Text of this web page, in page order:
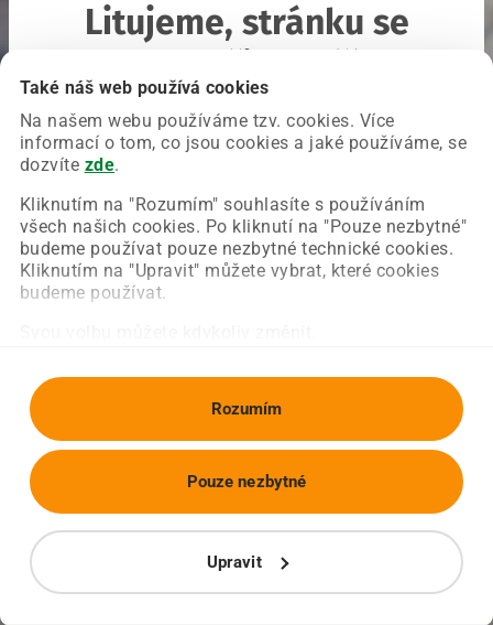
Také náš web používá cookies
Na našem webu používáme tzv. cookies. Více
informací o tom, co jsou cookies a jaké používáme, se
dozvíte zde.
Kliknutím na "Rozumím" souhlasíte s používáním
všech našich cookies. Po kliknutí na "Pouze nezbytné"
budeme používat pouze nezbytné technické cookies.
Kliknutím na "Upravit" můžete vybrat, které cookies
budeme používat.
Rozumím
Upravit
Pouze nezbytné
Litujeme, stránku se
Chyba nastala na naší straně a už ji opravujeme.
Zkuste prosím znovu načíst požadovanou stránku.
Obnovit stránku Úvodní strana